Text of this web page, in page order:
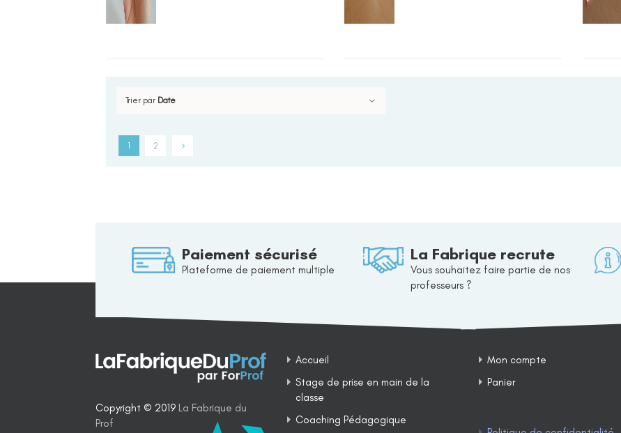
Trier par Date
1 2
Paiement sécurisé
Plateforme de paiement multiple
La Fabrique recrute
Vous souhaitez faire partie de nos
professeurs ?
Copyright © 2019 La Fabrique du
Prof
Accueil
Stage de prise en main de la
classe
Coaching Pédagogique
Mon compte
Panier